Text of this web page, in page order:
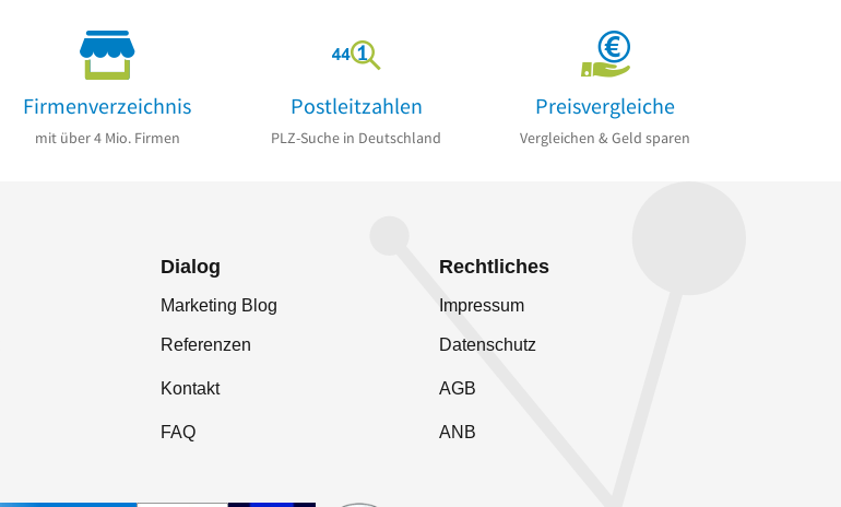
Firmenverzeichnis
mit über 4 Mio. Firmen
Postleitzahlen
PLZ-Suche in Deutschland
Preisvergleiche
Vergleichen & Geld sparen
Dialog
Marketing Blog
Referenzen
Kontakt
FAQ
Rechtliches
Impressum
Datenschutz
AGB
ANB